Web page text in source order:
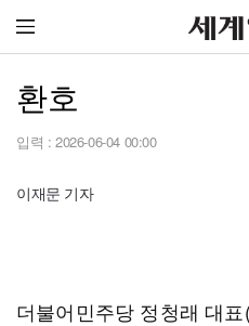
환호
입력 : 2026-06-04 00:00
이재문 기자
더불어민주당 정청래 대